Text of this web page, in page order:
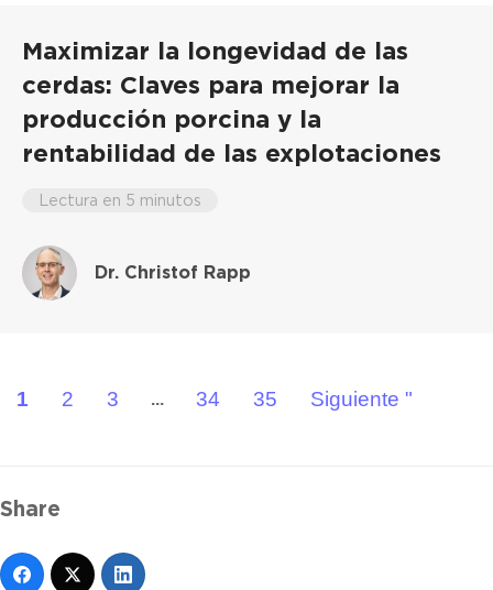
Maximizar la longevidad de las
cerdas: Claves para mejorar la
producción porcina y la
rentabilidad de las explotaciones
Lectura en 5 minutos
Dr. Christof Rapp
1 2 3 ... 34 35 Siguiente "
Share